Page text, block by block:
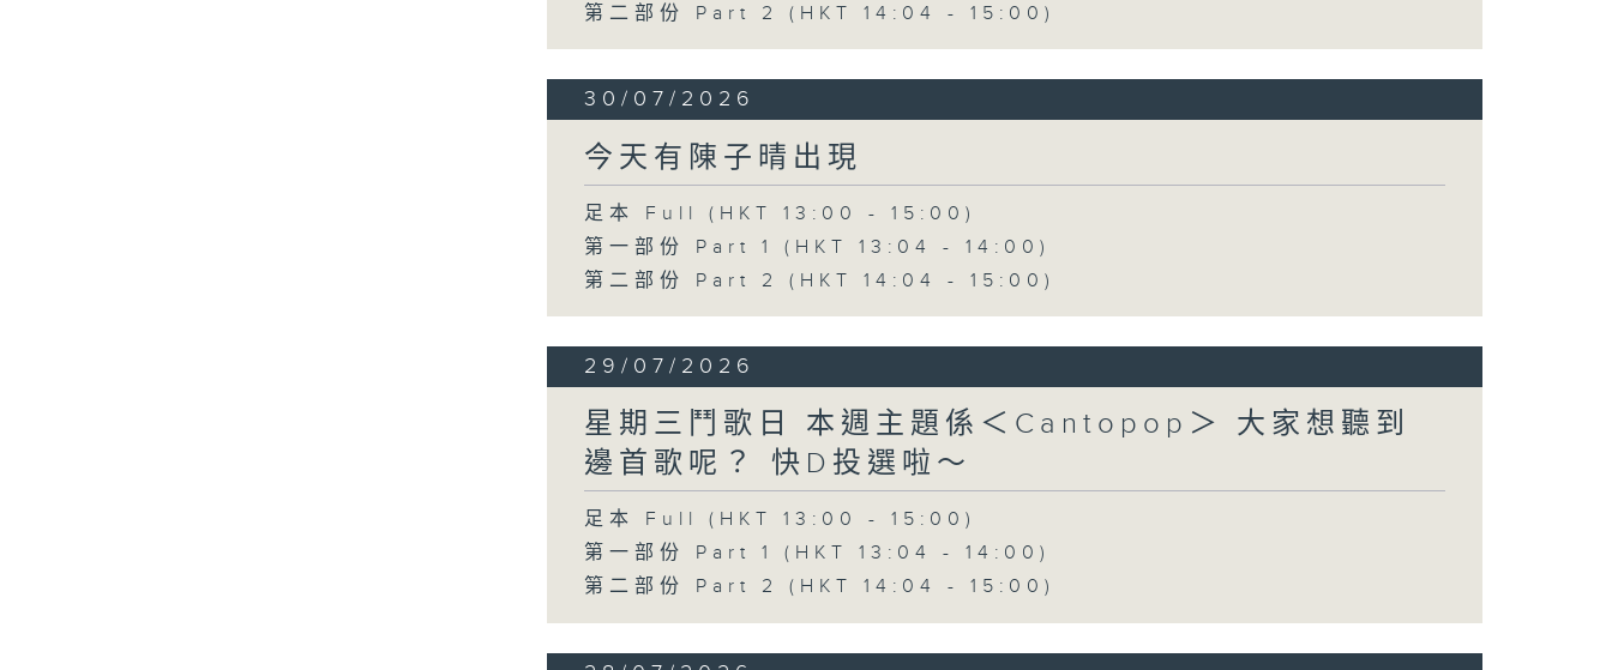
第二部份 Part 2 (HKT 14:04 - 15:00)
30/07/2026
今天有陳子晴出現
足本 Full (HKT 13:00 - 15:00)
第一部份 Part 1 (HKT 13:04 - 14:00)
第二部份 Part 2 (HKT 14:04 - 15:00)
29/07/2026
星期三鬥歌日 本週主題係＜Cantopop＞ 大家想聽到
邊首歌呢？ 快D投選啦～
足本 Full (HKT 13:00 - 15:00)
第一部份 Part 1 (HKT 13:04 - 14:00)
第二部份 Part 2 (HKT 14:04 - 15:00)